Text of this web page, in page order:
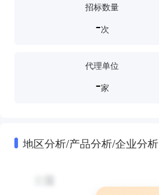
招标数量
-次
代理单位
-家
地区分析/产品分析/企业分析